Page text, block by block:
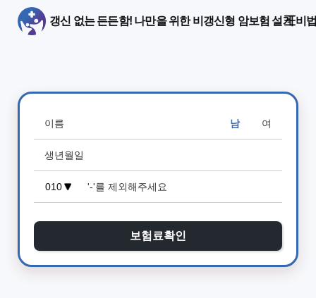
갱신 없는 든든함! 나만을 위한 비갱신형 암보험 설계 비
남 여
보험료확인